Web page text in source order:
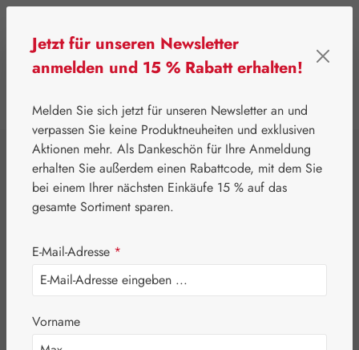
⌂ Gall Pharma Aminosäuren
Alanin 500 mg
GPH Kapseln
Jetzt für unseren Newsletter
anmelden und 15 % Rabatt erhalten!
Melden Sie sich jetzt für unseren Newsletter an und
verpassen Sie keine Produktneuheiten und exklusiven
Aktionen mehr. Als Dankeschön für Ihre Anmeldung
erhalten Sie außerdem einen Rabattcode, mit dem Sie
bei einem Ihrer nächsten Einkäufe 15 % auf das
gesamte Sortiment sparen.
E-Mail-Adresse *
Vorname